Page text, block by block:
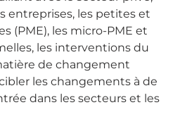
entreprises, les petites et
(PME), les micro-PME et
les interventions du
de changement
les changements à de
dans les secteurs et les